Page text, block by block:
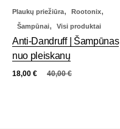
Plaukų priežiūra, Rootonix,
Šampūnai, Visi produktai
Anti-Dandruff | Šampūnas
nuo pleiskanų
40,00€
18,00 €